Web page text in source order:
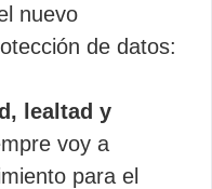
nuevo
de datos:
lealtad y
voy a
para el